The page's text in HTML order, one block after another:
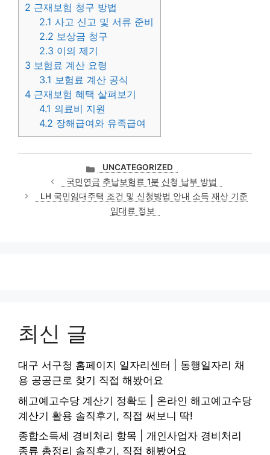
2 근재보험 청구 방법
2.1 사고 신고 및 서류 준비
2.2 보상금 청구
2.3 이의 제기
3 보험료 계산 요령
3.1 보험료 계산 공식
4 근재보험 혜택 살펴보기
4.1 의료비 지원
4.2 장해급여와 유족급여
카
테
고
리
UNCATEGORIZED
국민연금 추납보험료 1분 신청 납부 방법
LH 국민임대주택 조건 및 신청방법 안내 소득 재산 기준
임대료 정보
최신 글
대구 서구청 홈페이지 일자리센터 | 동행일자리 채
용 공공근로 찾기 직접 해봤어요
해고예고수당 계산기 정확도 | 온라인 해고예고수당
계산기 활용 솔직후기, 직접 써보니 딱!
종합소득세 경비처리 항목 | 개인사업자 경비처리
종류 총정리 솔직후기, 직접 해봤어요